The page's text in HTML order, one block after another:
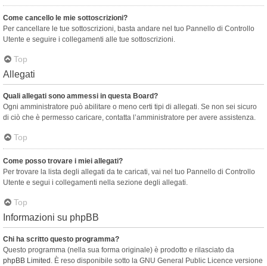
Come cancello le mie sottoscrizioni?
Per cancellare le tue sottoscrizioni, basta andare nel tuo Pannello di Controllo
Utente e seguire i collegamenti alle tue sottoscrizioni.
Top
Allegati
Quali allegati sono ammessi in questa Board?
Ogni amministratore può abilitare o meno certi tipi di allegati. Se non sei sicuro
di ciò che è permesso caricare, contatta l’amministratore per avere assistenza.
Top
Come posso trovare i miei allegati?
Per trovare la lista degli allegati da te caricati, vai nel tuo Pannello di Controllo
Utente e segui i collegamenti nella sezione degli allegati.
Top
Informazioni su phpBB
Chi ha scritto questo programma?
Questo programma (nella sua forma originale) è prodotto e rilasciato da
phpBB Limited . È reso disponibile sotto la GNU General Public Licence versione